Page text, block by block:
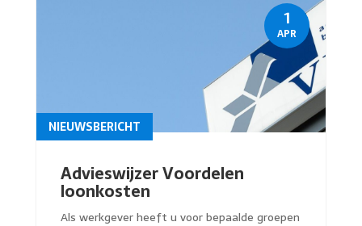
Advieswijzer Voordelen
loonkosten
NIEUWSBERICHT
Als werkgever heeft u voor bepaalde groepen
1
APR